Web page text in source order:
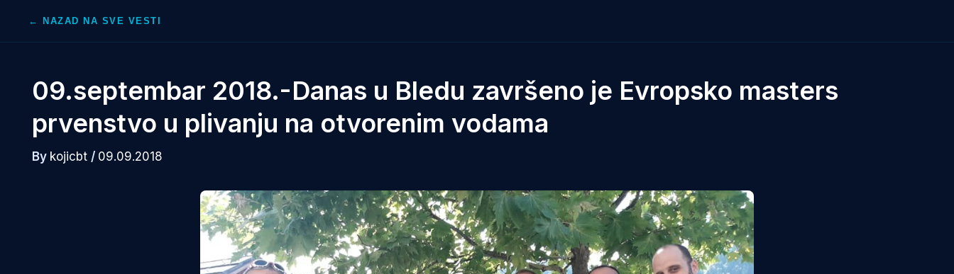
← NAZAD NA SVE VESTI
09.septembar 2018.-Danas u Bledu završeno je Evropsko masters
prvenstvo u plivanju na otvorenim vodama
By kojicbt / 09.09.2018